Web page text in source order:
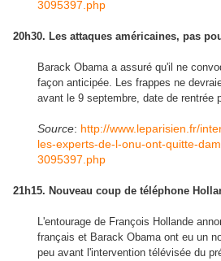
3095397.php
20h30. Les attaques américaines, pas
Barack Obama a assuré qu'il ne
façon anticipée. Les frappes ne
avant le 9 septembre, date de rentrée
Source: http://www.leparisien.fr/
les-experts-de-l-onu-ont-quitte-
3095397.php
21h15. Nouveau coup de téléphone
L'entourage de François Hollande
français et Barack Obama ont eu un
peu avant l'intervention télévisée du